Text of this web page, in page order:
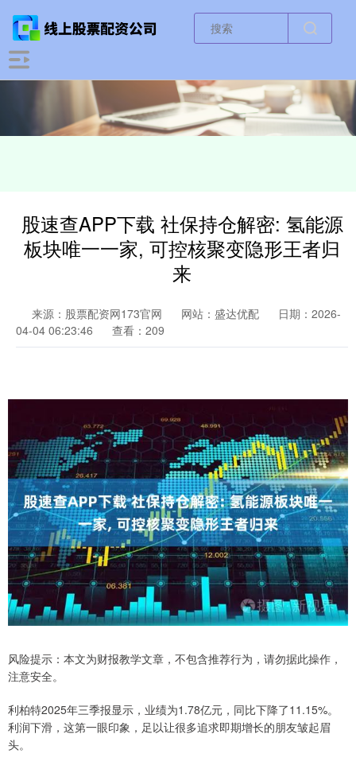
股速查APP下载 社保持仓解密: 氢能源
板块唯一一家, 可控核聚变隐形王者归
来
来源：股票配资网173官网 网站：盛达优配
日期：2026-
04-04 06:23:46
查看：209
风险提示：本文为财报教学文章，不包含推荐行为，请勿据此操作，
注意安全。
利柏特2025年三季报显示，业绩为1.78亿元，同比下降了11.15%。
利润下滑，这第一眼印象，足以让很多追求即期增长的朋友皱起眉
头。